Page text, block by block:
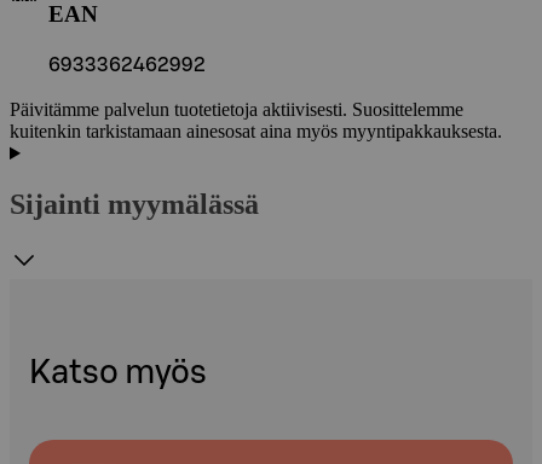
EAN
6933362462992
Päivitämme palvelun tuotetietoja aktiivisesti. Suosittelemme
kuitenkin tarkistamaan ainesosat aina myös myyntipakkauksesta.
Sijainti myymälässä
Katso myös